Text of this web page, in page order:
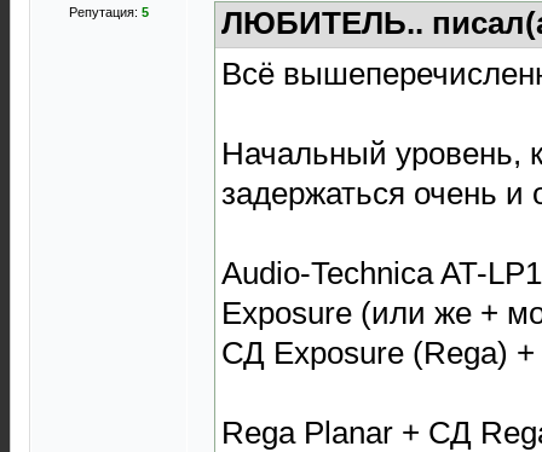
Репутация: 5
ЛЮБИТЕЛЬ..
Всё
Начальный уровень,
задержаться очень и
Audio-Technica AT-
Exposure (или же +
СД Exposure (Rega)
Rega Planar + СД